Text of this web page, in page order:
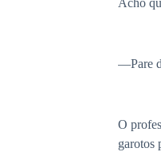
—Pare
O
garotos